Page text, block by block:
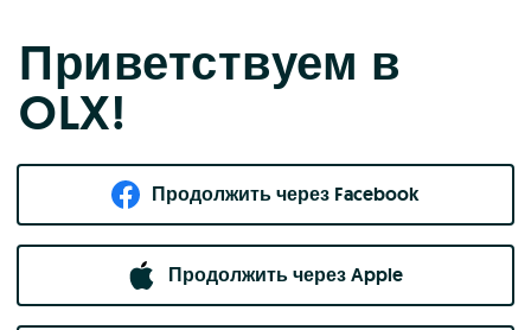
Приветствуем в
OLX!
Продолжить через Facebook
Продолжить через Apple